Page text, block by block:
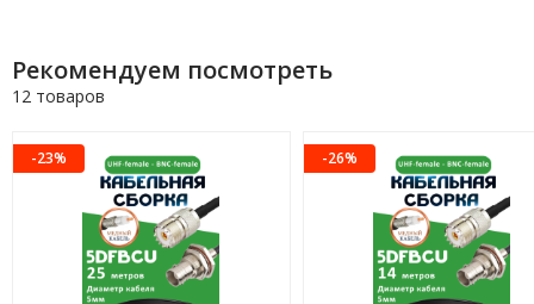
Рекомендуем посмотреть
12 товаров
-23% -26%